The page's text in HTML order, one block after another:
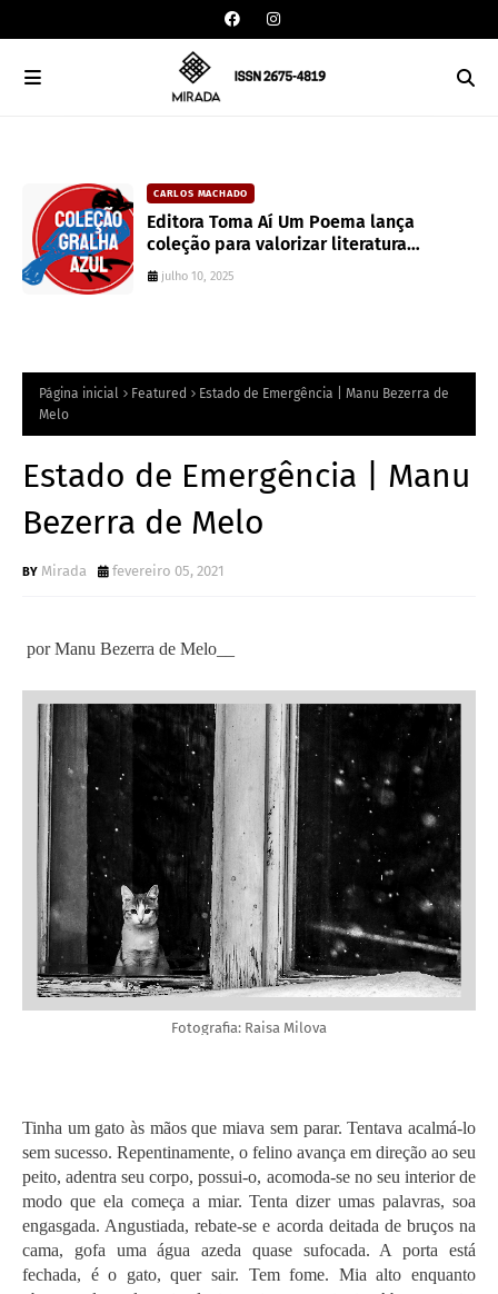
CARLOS MACHADO
Editora Toma Aí Um Poema lança
coleção para valorizar literatura
paranaense
julho 10, 2025
Página inicial Featured
Estado de Emergência | Manu Bezerra de
Melo
Estado de Emergência | Manu
Bezerra de Melo
Mirada fevereiro 05, 2021
por Manu Bezerra de Melo__
Fotografia: Raisa Milova
Tinha um gato às mãos que miava sem parar. Tentava acalmá-lo
sem sucesso. Repentinamente, o felino avança em direção ao seu
peito, adentra seu corpo, possui-o, acomoda-se no seu interior de
modo que ela começa a miar. Tenta dizer umas palavras, soa
engasgada. Angustiada, rebate-se e acorda deitada de bruços na
cama, gofa uma água azeda quase sufocada. A porta está
fechada, é o gato, quer sair. Tem fome. Mia alto enquanto